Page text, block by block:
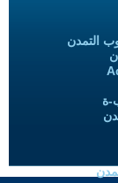
التمدن
ة